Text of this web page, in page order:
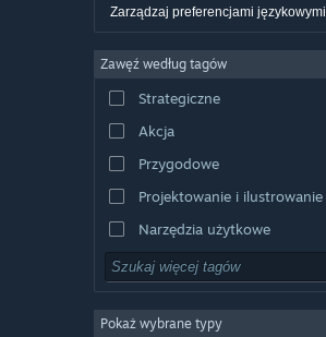
Zarządzaj preferencjami językowymi
Zawęź według tagów
Strategiczne
Akcja
Przygodowe
Projektowanie i ilustrowanie
Narzędzia użytkowe
Free to Play
MMO
Pokaż wybrane typy